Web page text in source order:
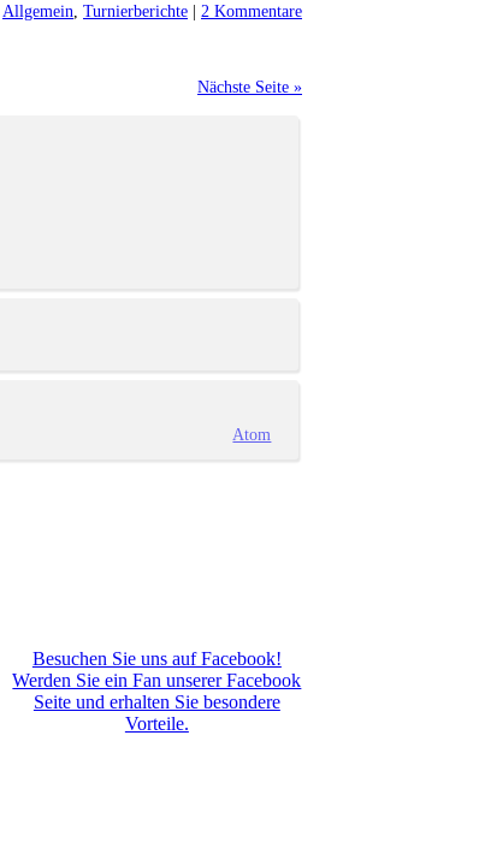
Allgemein, Turnierberichte | 2 Kommentare
Nächste Seite »
Atom
Besuchen Sie uns auf Facebook!
Werden Sie ein Fan unserer Facebook
Seite und erhalten Sie besondere
Vorteile.